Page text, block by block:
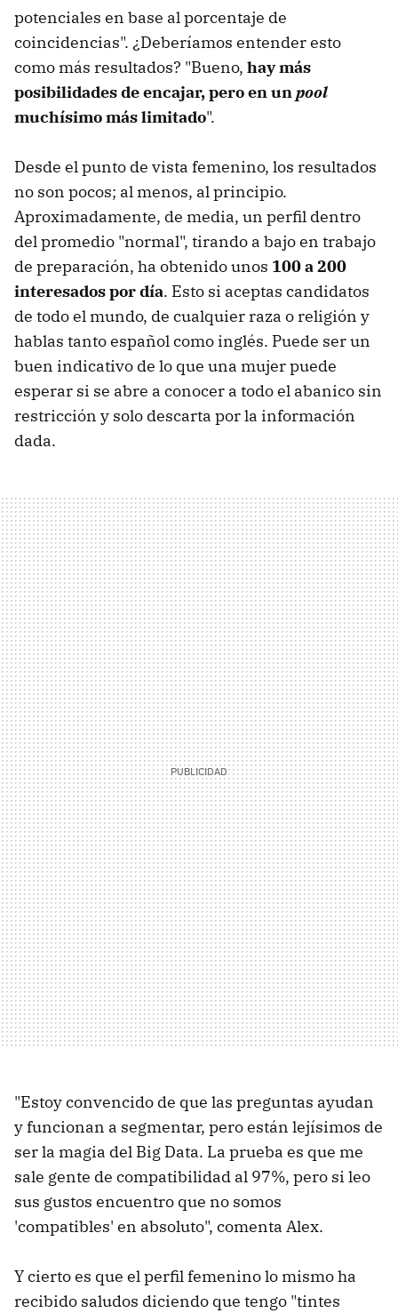
potenciales en base al porcentaje de
coincidencias". ¿Deberíamos entender esto
como más resultados? "Bueno, hay más
posibilidades de encajar, pero en unpool
muchísimo más limitado".
Desde el punto de vista femenino, los resultados
no son pocos; al menos, al principio.
Aproximadamente, de media, un perfil dentro
del promedio "normal", tirando a bajo en trabajo
de preparación, ha obtenido unos 100 a 200
interesados por día. Esto si aceptas candidatos
de todo el mundo, de cualquier raza o religión y
hablas tanto español como inglés. Puede ser un
buen indicativo de lo que una mujer puede
esperar si se abre a conocer a todo el abanico sin
restricción y solo descarta por la información
dada.
"Estoy convencido de que las preguntas ayudan
y funcionan a segmentar, pero están lejísimos de
ser la magia del Big Data. La prueba es que me
sale gente de compatibilidad al 97%, pero si leo
sus gustos encuentro que no somos
'compatibles' en absoluto", comenta Alex.
Y cierto es que el perfil femenino lo mismo ha
recibido saludos diciendo que tengo "tintes